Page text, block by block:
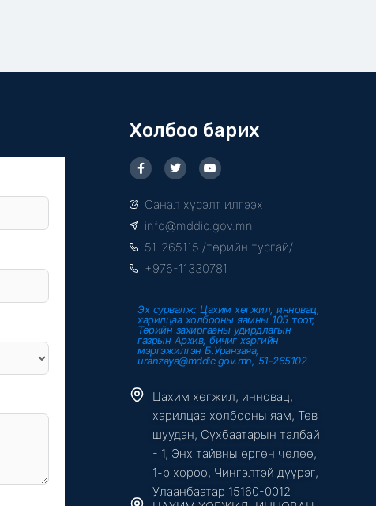
Холбоо барих
F
a
c
b
o
T
w
i
t
r
Y
o
u
u
e
Санал хүсэлт илгээх
info@mddic.gov.mn
51-265115 /төрийн тусгай/
+976-11330781
Эх сурвалж: Цахим хөгжил, инновац,
харилцаа холбооны яамны 105 тоот,
Төрийн захиргааны удирдлагын
газрын Архив, бичиг хэргийн
мэргэжилтэн Б.Уранзаяа,
uranzaya@mddic.gov.mn, 51-265102
Цахим хөгжил, инновац,
харилцаа холбооны яам, Төв
шуудан, Сүхбаатарын талбай
- 1, Энх тайвны өргөн чөлөө,
1-р хороо, Чингэлтэй дүүрэг,
Улаанбаатар 15160-0012